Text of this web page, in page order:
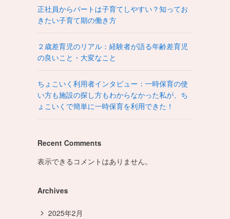
正社員からパートは子育てしやすい？知ってお
きたい子育て期の働き方
２歳差育児のリアル：経験者が語る年齢差育児
の良いこと・大変なこと
ちょこいく利用者インタビュー：一時保育の使
い方も施設の探し方もわからなかった私が、ち
ょこいくで簡単に一時保育を利用できた！
Recent Comments
表示できるコメントはありません。
Archives
2025年2月